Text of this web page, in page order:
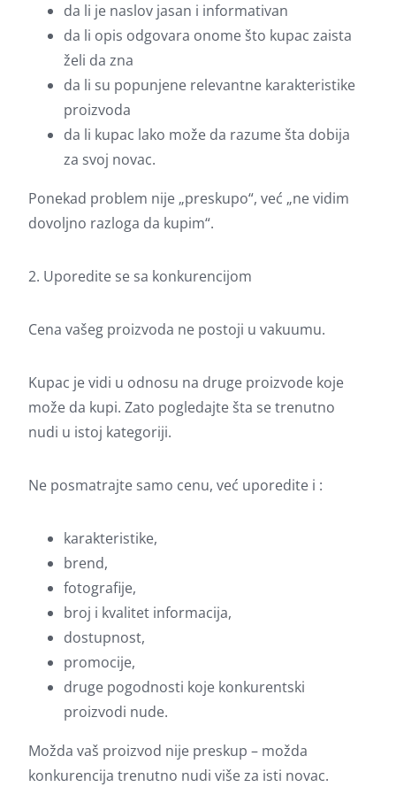
da li je naslov jasan i informativan
da li opis odgovara onome što kupac zaista
želi da zna
da li su popunjene relevantne karakteristike
proizvoda
da li kupac lako može da razume šta dobija
za svoj novac.
Ponekad problem nije „preskupo“, već „ne vidim
dovoljno razloga da kupim“.
2. Uporedite se sa konkurencijom
Cena vašeg proizvoda ne postoji u vakuumu.
Kupac je vidi u odnosu na druge proizvode koje
može da kupi. Zato pogledajte šta se trenutno
nudi u istoj kategoriji.
Ne posmatrajte samo cenu, već uporedite i :
karakteristike,
brend,
fotografije,
broj i kvalitet informacija,
dostupnost,
promocije,
druge pogodnosti koje konkurentski
proizvodi nude.
Možda vaš proizvod nije preskup – možda
konkurencija trenutno nudi više za isti novac.